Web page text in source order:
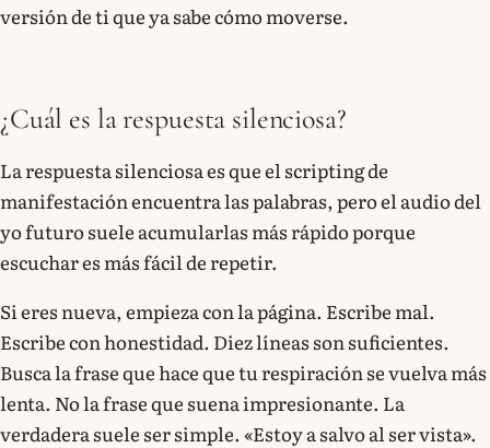
versión de ti que ya sabe cómo moverse.
¿Cuál es la respuesta silenciosa?
La respuesta silenciosa es que el scripting de
manifestación encuentra las palabras, pero el audio del
yo futuro suele acumularlas más rápido porque
escuchar es más fácil de repetir.
Si eres nueva, empieza con la página. Escribe mal.
Escribe con honestidad. Diez líneas son suficientes.
Busca la frase que hace que tu respiración se vuelva más
lenta. No la frase que suena impresionante. La
verdadera suele ser simple. «Estoy a salvo al ser vista».